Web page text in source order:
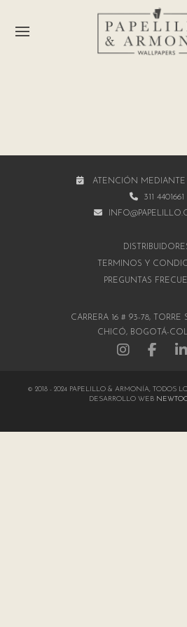
ATENCIÓN MEDIANTE
311 4401661
TÉRMINOS Y
PREGUNTAS
CARRERA 16 # 93-78, TORRE
CHICÓ, BOGOTÁ-
© 2018 - 2024 PAPELILLO & ARMONÍA, TODOS
DESARROLLO WEB